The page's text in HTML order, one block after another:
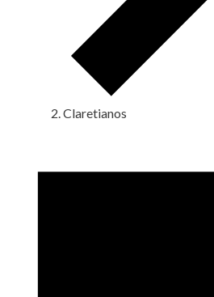
Claretianos